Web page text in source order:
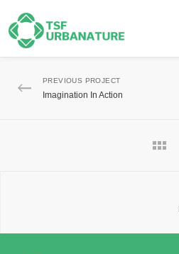
PREVIOUS PROJECT
Imagination In Action